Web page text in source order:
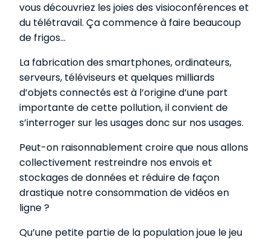
vous découvriez les joies des visioconférences et
du télétravail. Ça commence à faire beaucoup
de frigos…
La fabrication des smartphones, ordinateurs,
serveurs, téléviseurs et quelques milliards
d’objets connectés est à l’origine d’une part
importante de cette pollution, il convient de
s’interroger sur les usages donc sur nos usages.
Peut-on raisonnablement croire que nous allons
collectivement restreindre nos envois et
stockages de données et réduire de façon
drastique notre consommation de vidéos en
ligne ?
Qu’une petite partie de la population joue le jeu